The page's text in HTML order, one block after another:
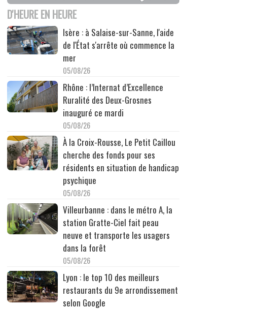
D'HEURE EN HEURE
Isère : à Salaise-sur-Sanne, l'aide
de l'État s'arrête où commence la
mer
05/08/26
Rhône : l’Internat d’Excellence
Ruralité des Deux-Grosnes
inauguré ce mardi
05/08/26
À la Croix-Rousse, Le Petit Caillou
cherche des fonds pour ses
résidents en situation de handicap
psychique
05/08/26
Villeurbanne : dans le métro A, la
station Gratte-Ciel fait peau
neuve et transporte les usagers
dans la forêt
05/08/26
Lyon : le top 10 des meilleurs
restaurants du 9e arrondissement
selon Google